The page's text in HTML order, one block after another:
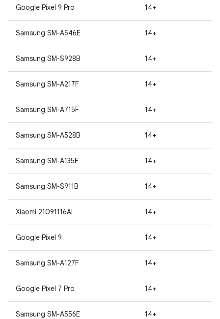
Google Pixel 9 Pro 14+
Samsung SM-A546E 14+
Samsung SM-S928B 14+
Samsung SM-A217F 14+
Samsung SM-A715F 14+
Samsung SM-A528B 14+
Samsung SM-A135F 14+
Samsung SM-S911B 14+
Xiaomi 21091116AI 14+
Google Pixel 9 14+
Samsung SM-A127F 14+
Google Pixel 7 Pro 14+
Samsung SM-A556E 14+